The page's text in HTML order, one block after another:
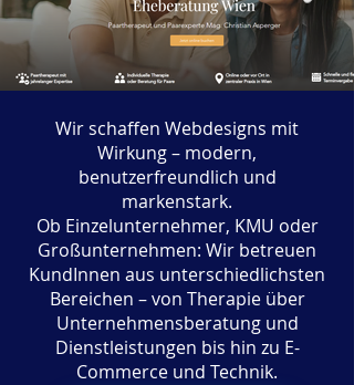
Wir schaffen Webdesigns mit
Wirkung – modern,
benutzerfreundlich und
markenstark.
Ob Einzelunternehmer, KMU oder
Großunternehmen: Wir betreuen
KundInnen aus unterschiedlichsten
Bereichen – von Therapie über
Unternehmensberatung und
Dienstleistungen bis hin zu E-
Commerce und Technik.